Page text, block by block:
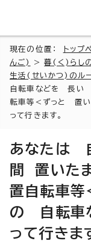
現在の位置： トップ
んご)
>暮(く)らし
生活(せいかつ)のル
自転車などを 長い
転車等<ずっと 置
って行きます。
あなたは
間 置いた
置自転車
の 自転車
って行きま